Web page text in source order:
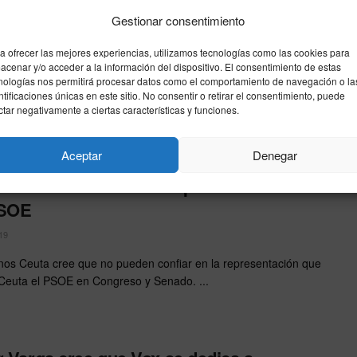
Gestionar consentimiento
ofrecer las mejores experiencias, utilizamos tecnologías como las cookies para
y/o acceder a la información del dispositivo. El consentimiento de estas
nos permitirá procesar datos como el comportamiento de navegación o
únicas en este sitio. No consentir o retirar el consentimiento, puede
negativamente a ciertas características y funciones.
Aceptar Denegar
todavía pretenda aprobar el
celebrado el pasado mes de marzo, Ciudadanos
al consejero de Fomento, Néstor García, sobre la
...
no confía en los parlamentarios
Ceuta cree que no pueden confiar en la representación que
el PSOE en Congreso y Senado. ...